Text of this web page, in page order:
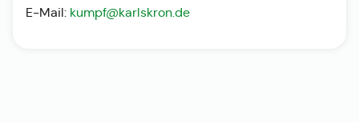
E-Mail: kumpf@karlskron.de